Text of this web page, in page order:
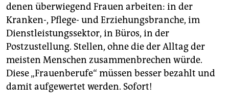
denen überwiegend Frauen arbeiten: in der
Kranken-, Pflege- und Erziehungsbranche, im
Dienstleistungssektor, in Büros, in der
Postzustellung. Stellen, ohne die der Alltag der
meisten Menschen zusammenbrechen würde.
Diese „Frauenberufe“ müssen besser bezahlt und
damit aufgewertet werden. Sofort!